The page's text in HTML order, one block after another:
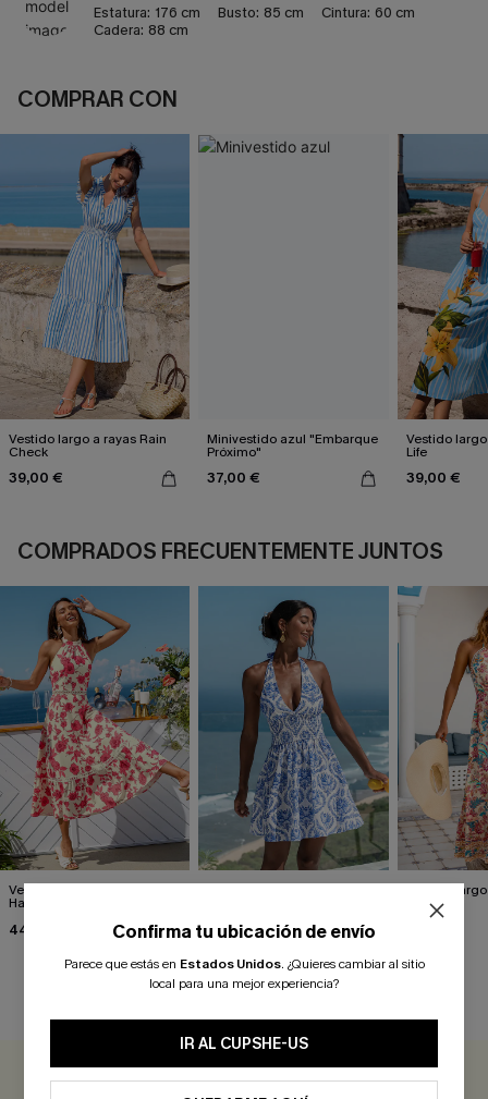
Estatura: 176 cm Busto: 85 cm Cintura: 60 cm
Cadera: 88 cm
COMPRAR CON
Vestido largo a rayas Rain
Check
39,00 €
Minivestido azul "Embarque
Próximo"
37,00 €
Vestido
Life
39,00 €
COMPRADOS FRECUENTEMENTE JUNTOS
Vestido midi floral Golden
Haze
44,00 € 43,00 €
Vestido
Days"
0.0
Confirma tu ubicación de envío
Parece que estás en Estados Unidos. ¿Quieres cambiar al sitio
local para una mejor experiencia?
IR AL CUPSHE-US